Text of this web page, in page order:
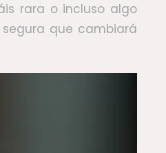
rara o incluso algo
que cambiará